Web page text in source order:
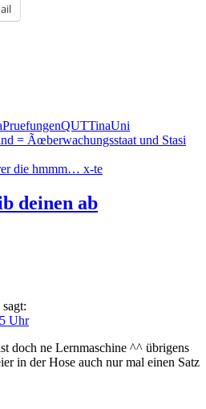
PruefungenQUTTinaUni
= Ãœberwachungsstaat und Stasi
die hmmm… x-te
deinen ab
sagt:
Uhr
doch ne Lernmaschine ^^ übrigens
in der Hose auch nur mal einen Satz